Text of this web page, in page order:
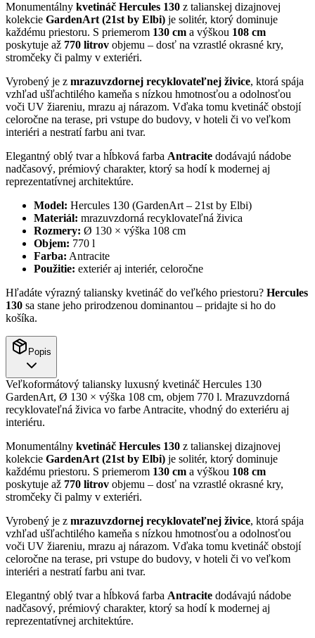
Monumentálny kvetináč Hercules 130 z talianskej dizajnovej
kolekcie GardenArt (21st by Elbi) je solitér, ktorý dominuje
každému priestoru. S priemerom 130 cm a výškou 108 cm
poskytuje až 770 litrov objemu – dosť na vzrastlé okrasné kry,
stromčeky či palmy v exteriéri.
Vyrobený je z mrazuvzdornej recyklovateľnej živice, ktorá spája
vzhľad ušľachtilého kameňa s nízkou hmotnosťou a odolnosťou
voči UV žiareniu, mrazu aj nárazom. Vďaka tomu kvetináč obstojí
celoročne na terase, pri vstupe do budovy, v hoteli či vo veľkom
interiéri a nestratí farbu ani tvar.
Elegantný oblý tvar a hĺbková farba Antracite dodávajú nádobe
nadčasový, prémiový charakter, ktorý sa hodí k modernej aj
reprezentatívnej architektúre.
Model: Hercules 130 (GardenArt – 21st by Elbi)
Materiál: mrazuvzdorná recyklovateľná živica
Rozmery: Ø 130 × výška 108 cm
Objem: 770 l
Farba: Antracite
Použitie: exteriér aj interiér, celoročne
Hľadáte výrazný taliansky kvetináč do veľkého priestoru? Hercules
130 sa stane jeho prirodzenou dominantou – pridajte si ho do
košíka.
Popis
Veľkoformátový taliansky luxusný kvetináč Hercules 130
GardenArt, Ø 130 × výška 108 cm, objem 770 l. Mrazuvzdorná
recyklovateľná živica vo farbe Antracite, vhodný do exteriéru aj
interiéru.
Monumentálny kvetináč Hercules 130 z talianskej dizajnovej
kolekcie GardenArt (21st by Elbi) je solitér, ktorý dominuje
každému priestoru. S priemerom 130 cm a výškou 108 cm
poskytuje až 770 litrov objemu – dosť na vzrastlé okrasné kry,
stromčeky či palmy v exteriéri.
Vyrobený je z mrazuvzdornej recyklovateľnej živice, ktorá spája
vzhľad ušľachtilého kameňa s nízkou hmotnosťou a odolnosťou
voči UV žiareniu, mrazu aj nárazom. Vďaka tomu kvetináč obstojí
celoročne na terase, pri vstupe do budovy, v hoteli či vo veľkom
interiéri a nestratí farbu ani tvar.
Elegantný oblý tvar a hĺbková farba Antracite dodávajú nádobe
nadčasový, prémiový charakter, ktorý sa hodí k modernej aj
reprezentatívnej architektúre.